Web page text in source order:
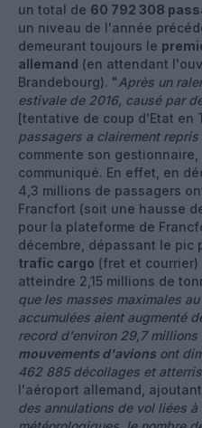
un total de 60 792 308
un niveau de l'année
demeurant toujours le
allemand (en attendant
Brandebourg). "Après un
estivale de 2016, causé par
[tentative de coup d'Etat en
passagers a clairement
commente son gestionnaire,
communiqué. En effet, en
4,3 millions de passagers
Francfort (soit une hausse
pour la plateforme de
décembre, dépassant le pic
trafic cargo (fret et courrier)
atteindre 2,15 millions de
que les masses maximales
accumulées aient augmenté
record d'environ 29,7
mouvements d'avions ont
462 885 décollages et
l'aéroport allemand,
des annulations de vol liées